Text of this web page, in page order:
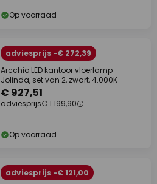
Op voorraad
adviesprijs -€ 272,39
Arcchio LED kantoor vloerlamp
Jolinda, set van 2, zwart, 4.000K
€ 927,51
adviesprijs€ 1.199,90
Op voorraad
adviesprijs -€ 121,00